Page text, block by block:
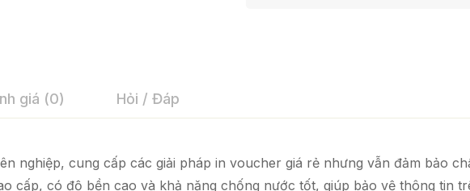
giá (0) Hỏi / Đáp
nghiệp, cung cấp các giải pháp in voucher giá rẻ nhưng vẫn đảm bảo
cấp, có độ bền cao và khả năng chống nước tốt, giúp bảo vệ thông tin